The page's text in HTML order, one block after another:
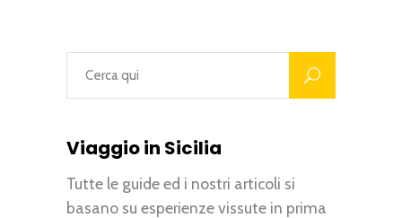
Viaggio in Sicilia
Tutte le guide ed i nostri articoli si
basano su esperienze vissute in prima